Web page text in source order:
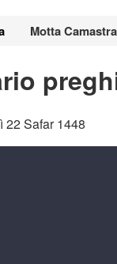
Motta Camastra
22 Safar 1448